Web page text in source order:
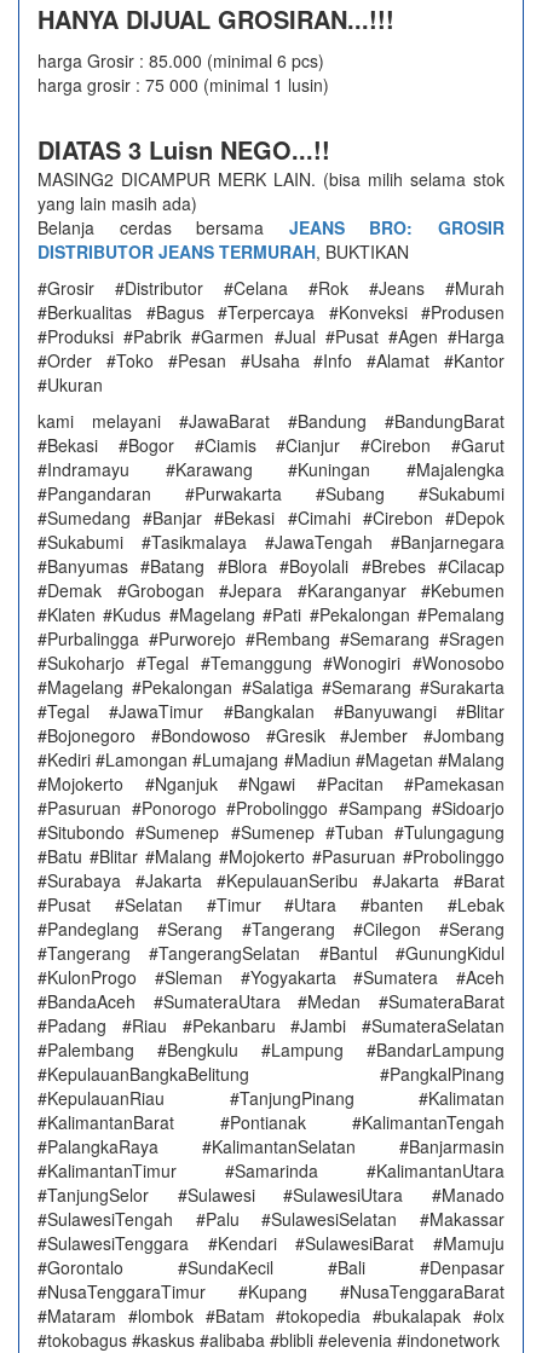
HANYA DIJUAL GROSIRAN...!!!
harga Grosir : 85.000 (minimal 6 pcs)
harga grosir : 75 000 (minimal 1 lusin)
DIATAS 3 Luisn NEGO...!!
MASING2 DICAMPUR MERK LAIN. (bisa milih selama stok
yang lain masih ada)
Belanja cerdas bersama JEANS BRO: GROSIR
DISTRIBUTOR JEANS TERMURAH, BUKTIKAN
#Grosir #Distributor #Celana #Rok #Jeans #Murah
#Berkualitas #Bagus #Terpercaya #Konveksi #Produsen
#Produksi #Pabrik #Garmen #Jual #Pusat #Agen #Harga
#Order #Toko #Pesan #Usaha #Info #Alamat #Kantor
#Ukuran
kami melayani #JawaBarat #Bandung #BandungBarat
#Bekasi #Bogor #Ciamis #Cianjur #Cirebon #Garut
#Indramayu #Karawang #Kuningan #Majalengka
#Pangandaran #Purwakarta #Subang #Sukabumi
#Sumedang #Banjar #Bekasi #Cimahi #Cirebon #Depok
#Sukabumi #Tasikmalaya #JawaTengah #Banjarnegara
#Banyumas #Batang #Blora #Boyolali #Brebes #Cilacap
#Demak #Grobogan #Jepara #Karanganyar #Kebumen
#Klaten #Kudus #Magelang #Pati #Pekalongan #Pemalang
#Purbalingga #Purworejo #Rembang #Semarang #Sragen
#Sukoharjo #Tegal #Temanggung #Wonogiri #Wonosobo
#Magelang #Pekalongan #Salatiga #Semarang #Surakarta
#Tegal #JawaTimur #Bangkalan #Banyuwangi #Blitar
#Bojonegoro #Bondowoso #Gresik #Jember #Jombang
#Kediri #Lamongan #Lumajang #Madiun #Magetan #Malang
#Mojokerto #Nganjuk #Ngawi #Pacitan #Pamekasan
#Pasuruan #Ponorogo #Probolinggo #Sampang #Sidoarjo
#Situbondo #Sumenep #Sumenep #Tuban #Tulungagung
#Batu #Blitar #Malang #Mojokerto #Pasuruan #Probolinggo
#Surabaya #Jakarta #KepulauanSeribu #Jakarta #Barat
#Pusat #Selatan #Timur #Utara #banten #Lebak
#Pandeglang #Serang #Tangerang #Cilegon #Serang
#Tangerang #TangerangSelatan #Bantul #GunungKidul
#KulonProgo #Sleman #Yogyakarta #Sumatera #Aceh
#BandaAceh #SumateraUtara #Medan #SumateraBarat
#Padang #Riau #Pekanbaru #Jambi #SumateraSelatan
#Palembang #Bengkulu #Lampung #BandarLampung
#KepulauanBangkaBelitung #PangkalPinang
#KepulauanRiau #TanjungPinang #Kalimatan
#KalimantanBarat #Pontianak #KalimantanTengah
#PalangkaRaya #KalimantanSelatan #Banjarmasin
#KalimantanTimur #Samarinda #KalimantanUtara
#TanjungSelor #Sulawesi #SulawesiUtara #Manado
#SulawesiTengah #Palu #SulawesiSelatan #Makassar
#SulawesiTenggara #Kendari #SulawesiBarat #Mamuju
#Gorontalo #SundaKecil #Bali #Denpasar
#NusaTenggaraTimur #Kupang #NusaTenggaraBarat
#Mataram #lombok #Batam #tokopedia #bukalapak #olx
#tokobagus #kaskus #alibaba #blibli #elevenia #indonetwork